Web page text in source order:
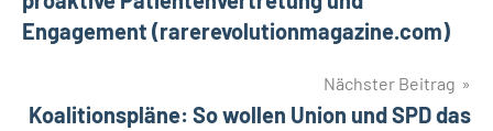
Engagement (rarerevolutionmagazine.com)
Nächster Beitrag
Koalitionspläne: So wollen Union und SPD das